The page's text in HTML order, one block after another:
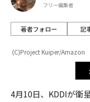
フリー編集者
著者フォロー 記
(C)Project Kuiper/Amazon
4月10日、KDDIが衛